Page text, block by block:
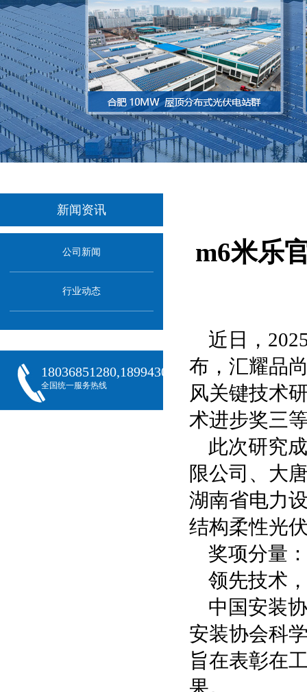
新闻资讯
公司新闻
行业动态
18036851280,18994301288,18068407382
全国统一服务热线
m6米乐
近日，
布，汇耀品
风关键技术
术进步奖三
此次研究
限公司、大
湖南省电力
结构柔性光
奖项分量：
领先技术
中国安装
安装协会科
旨在表彰在
果。